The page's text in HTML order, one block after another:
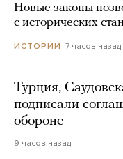
Новые законы
с исторических
ИСТОРИИ 7 часов назад
Турция,
подписали
обороне
9 часов назад